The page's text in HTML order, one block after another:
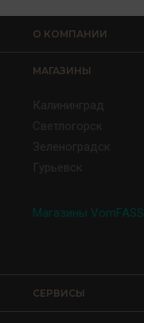
О КОМПАНИИ
МАГАЗИНЫ
Калининград
Светлогорск
Зеленоградск
Гурьевск
Магазины VomFASS
СЕРВИСЫ